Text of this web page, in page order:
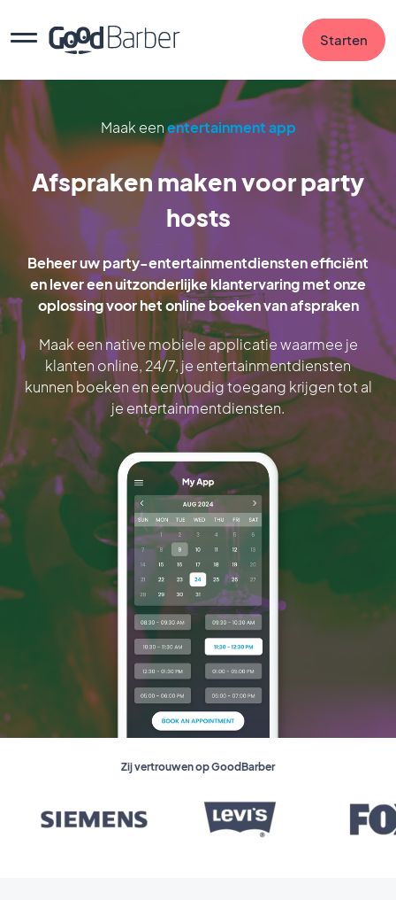
Starten
Maak eenentertainment app
Afspraken maken voor party
hosts
Beheer uw party-entertainmentdiensten efficiënt
en lever een uitzonderlijke klantervaring met onze
oplossing voor het online boeken van afspraken
Maak een native mobiele applicatie waarmee je
klanten online, 24/7, je entertainmentdiensten
kunnen boeken en eenvoudig toegang krijgen tot al
je entertainmentdiensten.
Zij vertrouwen op GoodBarber